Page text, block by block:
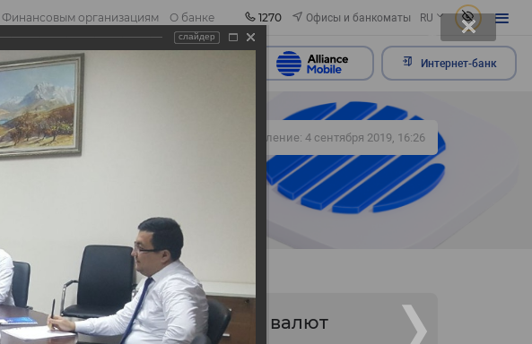
Финансовым организациям О банке 1270 Офисы и банкоматы RU
Интернет-банк
Обновление: 4 сентября 2019, 16:26
Курс валют
слайдер